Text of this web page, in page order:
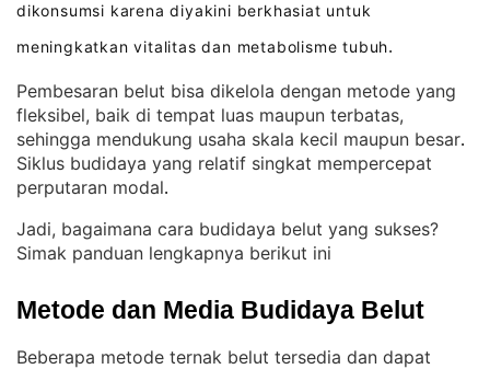
dikonsumsi karena diyakini berkhasiat untuk
meningkatkan vitalitas dan metabolisme tubuh.
Pembesaran belut bisa dikelola dengan metode yang
fleksibel, baik di tempat luas maupun terbatas,
sehingga mendukung usaha skala kecil maupun besar
Siklus budidaya yang relatif singkat mempercepat
perputaran modal.
Jadi, bagaimana cara budidaya belut yang sukses?
Simak panduan lengkapnya berikut ini
Metode dan Media Budidaya Belut
Beberapa metode ternak belut tersedia dan dapat